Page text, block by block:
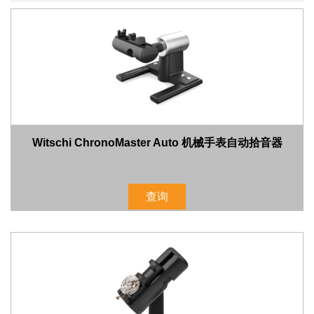
Witschi ChronoMaster Auto 机械手表自动拾音器
查询